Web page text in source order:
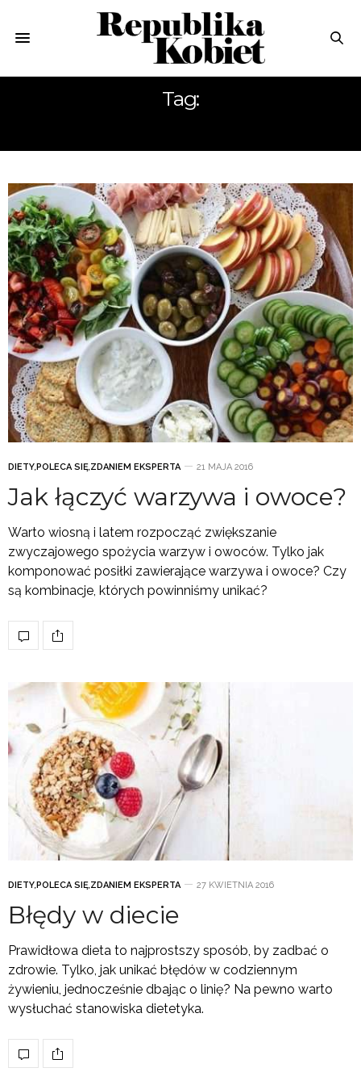
Tag:
DIETY,POLECA SIĘ,ZDANIEM EKSPERTA 21 MAJA 2016
Jak łączyć warzywa i owoce?
Warto wiosną i latem rozpocząć zwiększanie
zwyczajowego spożycia warzyw i owoców. Tylko jak
komponować posiłki zawierające warzywa i owoce? Czy
są kombinacje, których powinniśmy unikać?
DIETY,POLECA SIĘ,ZDANIEM EKSPERTA 27 KWIETNIA 2016
Błędy w diecie
Prawidłowa dieta to najprostszy sposób, by zadbać o
zdrowie. Tylko, jak unikać błędów w codziennym
żywieniu, jednocześnie dbając o linię? Na pewno warto
wysłuchać stanowiska dietetyka.